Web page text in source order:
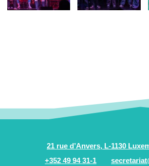
21 rue d’Anvers, L-1130
+352 49 94 31-1